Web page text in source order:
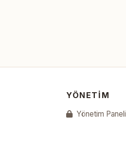
YÖNETIM
Yönetim Paneli